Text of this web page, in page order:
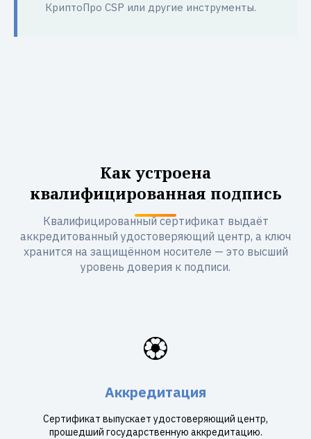
КриптоПро CSP или другие инструменты.
Как устроена
квалифицированная подпись
Квалифицированный сертификат выдаёт
аккредитованный удостоверяющий центр, а ключ
хранится на защищённом носителе — это высший
уровень доверия к подписи.
🏵️
Аккредитация
Сертификат выпускает удостоверяющий центр,
прошедший государственную аккредитацию.